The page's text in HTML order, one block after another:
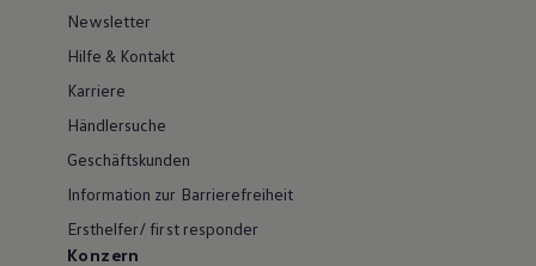
Newsletter
Hilfe & Kontakt
Karriere
Händlersuche
Geschäftskunden
Information zur Barrierefreiheit
Ersthelfer/ first responder
Konzern